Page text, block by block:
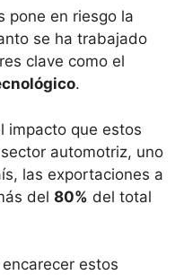
pone en riesgo la
se ha trabajado
clave como el
.
impacto que estos
automotriz, uno
las exportaciones a
del 80% del total
estos